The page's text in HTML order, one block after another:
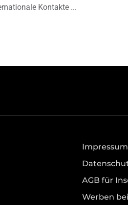
Kontakte
Impressum
AGB für
Werben